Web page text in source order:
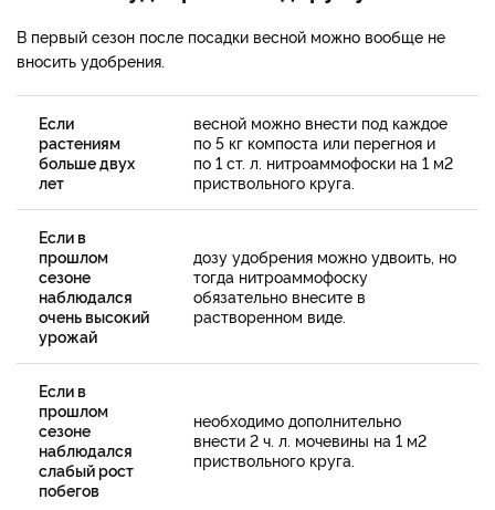
В первый сезон после посадки весной можно вообще не
вносить удобрения.
Если
растениям
больше двух
лет
весной можно внести под каждое
по 5 кг компоста или перегноя и
по 1 ст. л. нитроаммофоски на 1 м2
приствольного круга.
Если в
прошлом
сезоне
наблюдался
очень высокий
урожай
дозу удобрения можно удвоить, но
тогда нитроаммофоску
обязательно внесите в
растворенном виде.
Если в
прошлом
сезоне
наблюдался
слабый рост
побегов
необходимо дополнительно
внести 2 ч. л. мочевины на 1 м2
приствольного круга.